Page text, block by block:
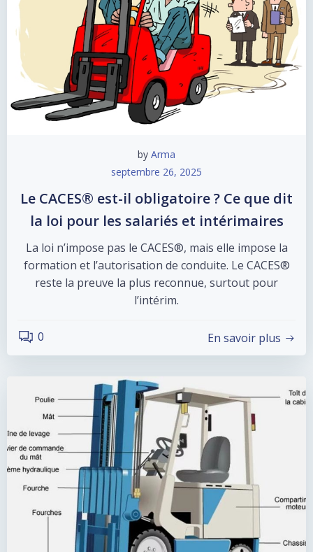
by Arma
septembre 26, 2025
Le CACES® est-il obligatoire ? Ce que dit
la loi pour les salariés et intérimaires
La loi n’impose pas le CACES®, mais elle impose la
formation et l’autorisation de conduite. Le CACES®
reste la preuve la plus reconnue, surtout pour
l’intérim.
0 En savoir plus